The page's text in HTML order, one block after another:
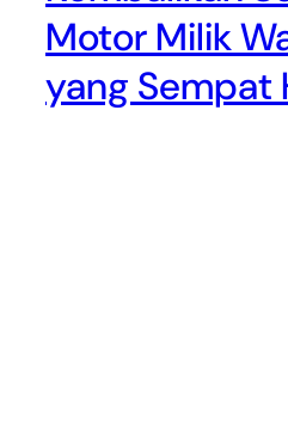
Motor Milik
yang Sempat